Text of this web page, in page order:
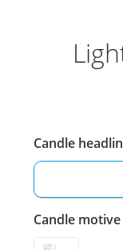
Candle
Candle motive